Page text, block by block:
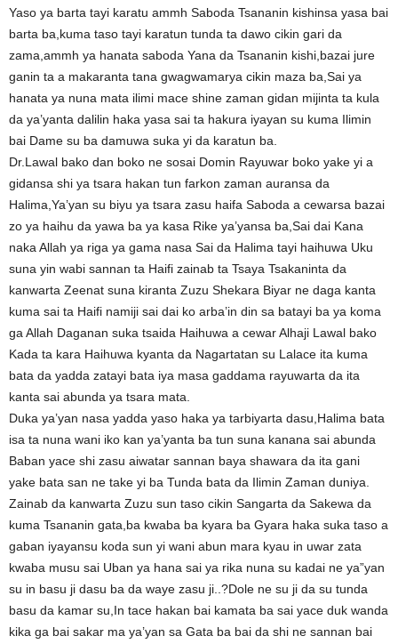
Yaso ya barta tayi karatu ammh Saboda Tsananin kishinsa yasa bai
barta ba,kuma taso tayi karatun tunda ta dawo cikin gari da
zama,ammh ya hanata saboda Yana da Tsananin kishi,bazai jure
ganin ta a makaranta tana gwagwamarya cikin maza ba,Sai ya
hanata ya nuna mata ilimi mace shine zaman gidan mijinta ta kula
da ya’yanta dalilin haka yasa sai ta hakura iyayan su kuma Ilimin
bai Dame su ba damuwa suka yi da karatun ba.
Dr.Lawal bako dan boko ne sosai Domin Rayuwar boko yake yi a
gidansa shi ya tsara hakan tun farkon zaman auransa da
Halima,Ya’yan su biyu ya tsara zasu haifa Saboda a cewarsa bazai
zo ya haihu da yawa ba ya kasa Rike ya’yansa ba,Sai dai Kana
naka Allah ya riga ya gama nasa Sai da Halima tayi haihuwa Uku
suna yin wabi sannan ta Haifi zainab ta Tsaya Tsakaninta da
kanwarta Zeenat suna kiranta Zuzu Shekara Biyar ne daga kanta
kuma sai ta Haifi namiji sai dai ko arba’in din sa batayi ba ya koma
ga Allah Daganan suka tsaida Haihuwa a cewar Alhaji Lawal bako
Kada ta kara Haihuwa kyanta da Nagartatan su Lalace ita kuma
bata da yadda zatayi bata iya masa gaddama rayuwarta da ita
kanta sai abunda ya tsara mata.
Duka ya’yan nasa yadda yaso haka ya tarbiyarta dasu,Halima bata
isa ta nuna wani iko kan ya’yanta ba tun suna kanana sai abunda
Baban yace shi zasu aiwatar sannan baya shawara da ita gani
yake bata san ne take yi ba Tunda bata da Ilimin Zaman duniya.
Zainab da kanwarta Zuzu sun taso cikin Sangarta da Sakewa da
kuma Tsananin gata,ba kwaba ba kyara ba Gyara haka suka taso a
gaban iyayansu koda sun yi wani abun mara kyau in uwar zata
kwaba musu sai Uban ya hana sai ya rika nuna su kadai ne ya”yan
su in basu ji dasu ba da waye zasu ji..?Dole ne su ji da su tunda
basu da kamar su,In tace hakan bai kamata ba sai yace duk wanda
kika ga bai sakar ma ya’yan sa Gata ba bai da shi ne sannan bai